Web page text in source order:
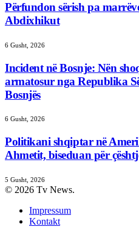
Përfundon sërish pa
Abdixhikut
6 Gusht, 2026
Incident në Bosnje: Nën
armatosur nga Republika
Bosnjës
6 Gusht, 2026
Politikani shqiptar në
Ahmetit, biseduan për
5 Gusht, 2026
© 2026 Tv News.
Impressum
Kontakt